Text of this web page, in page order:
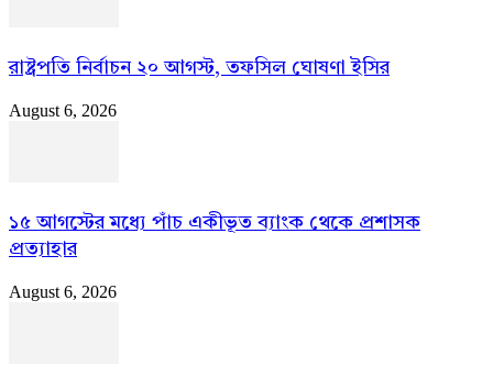
রাষ্ট্রপতি নির্বাচন ২০ আগস্ট, তফসিল ঘোষণা ইসির
August 6, 2026
১৫ আগস্টের মধ্যে পাঁচ একীভূত ব্যাংক থেকে প্রশাসক
প্রত্যাহার
August 6, 2026